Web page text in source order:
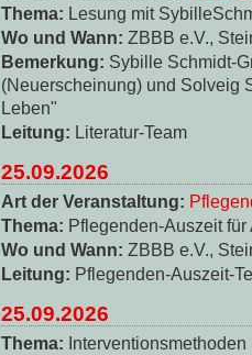
Thema: Lesung mit
Wo und Wann: ZBBB e.V.,
Bemerkung: Sybille Schmidt-
(Neuerscheinung) und Solveig
Leben"
Leitung: Literatur-Team
25.09.2026
Art der Veranstaltung:
Thema: Pflegenden-Auszeit
Wo und Wann: ZBBB e.V.,
Leitung: Pflegenden-Auszeit-
25.09.2026
Thema: